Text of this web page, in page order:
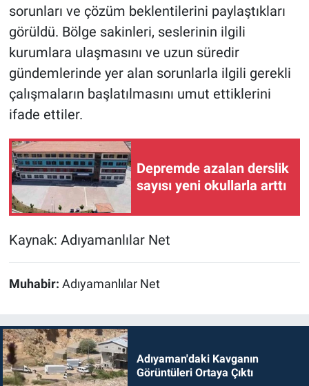
sorunları ve çözüm beklentilerini paylaştıkları
görüldü. Bölge sakinleri, seslerinin ilgili
kurumlara ulaşmasını ve uzun süredir
gündemlerinde yer alan sorunlarla ilgili gerekli
çalışmaların başlatılmasını umut ettiklerini
ifade ettiler.
Depremde azalan derslik
sayısı yeni okullarla arttı
Kaynak: Adıyamanlılar Net
Muhabir: Adıyamanlılar Net
Adıyaman'daki Kavganın
Görüntüleri Ortaya Çıktı